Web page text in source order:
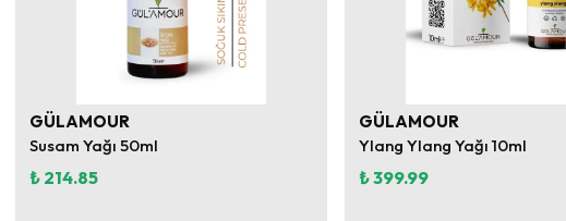
GÜLAMOUR
Susam Yağı 50ml
₺ 214.85
GÜLAMOUR
Ylang Ylang Yağı 10ml
₺ 399.99